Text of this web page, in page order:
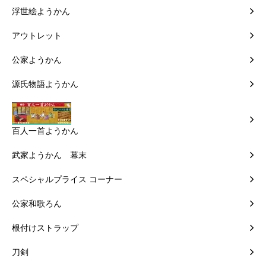
浮世絵ようかん
アウトレット
公家ようかん
源氏物語ようかん
百人一首ようかん
武家ようかん 幕末
スペシャルプライス コーナー
公家和歌ろん
根付けストラップ
刀剣